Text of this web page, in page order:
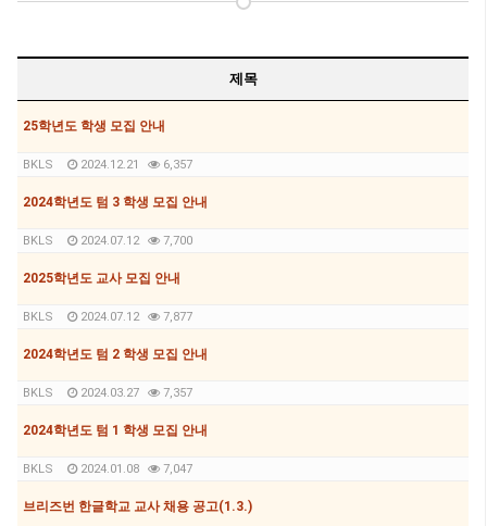
제목
25학년도 학생 모집 안내
BKLS 2024.12.21 6,357
2024학년도 텀 3 학생 모집 안내
BKLS 2024.07.12 7,700
2025학년도 교사 모집 안내
BKLS 2024.07.12 7,877
2024학년도 텀 2 학생 모집 안내
BKLS 2024.03.27 7,357
2024학년도 텀 1 학생 모집 안내
BKLS 2024.01.08 7,047
브리즈번 한글학교 교사 채용 공고(1.3.)